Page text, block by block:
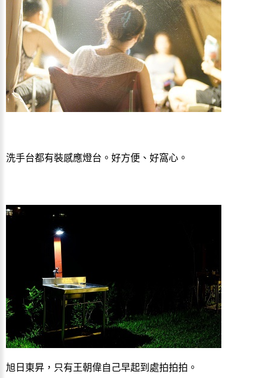
洗手台都有裝感應燈台。好方便、好窩心。
旭日東昇，只有王朝偉自己早起到處拍拍拍。